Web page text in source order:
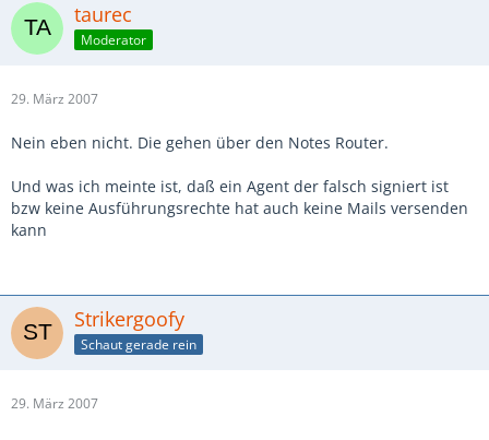
taurec
Moderator
29. März 2007
Nein eben nicht. Die gehen über den Notes Router.
Und was ich meinte ist, daß ein Agent der falsch signiert ist
bzw keine Ausführungsrechte hat auch keine Mails versenden
kann
Strikergoofy
Schaut gerade rein
29. März 2007